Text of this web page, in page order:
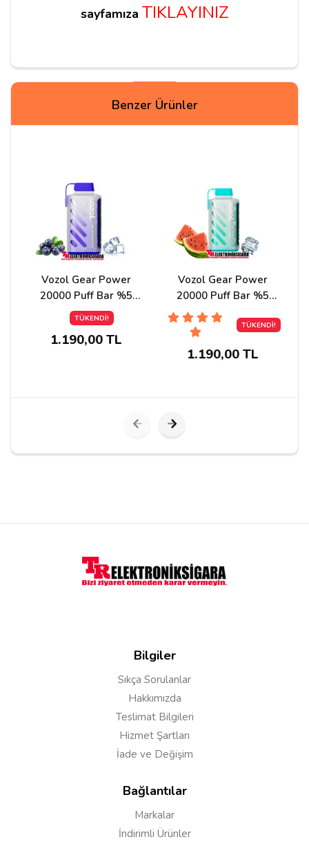
sayfamıza TIKLAYINIZ
Yorum Yapın
Yorumunuz*
Benzer Ürünler
Vozol Gear Power
20000 Puff Bar %5
Nikotin Blue Razz İce
TÜKENDİ!
1.190,00 TL
Vozol Gear Power
20000 Puff Bar %5
Nikotin Watermelon İce
TÜKENDİ!
1.190,00 TL
Bilgiler
Sıkça Sorulanlar
Hakkımızda
Teslimat Bilgileri
Hizmet Şartları
İade ve Değişim
Bağlantılar
Markalar
İndirimli Ürünler